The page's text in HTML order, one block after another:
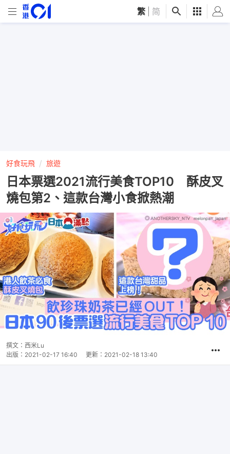
繁 简
好食玩飛 旅遊
日本票選2021流行美食TOP10 酥皮叉
燒包第2、這款台灣小食掀熱潮
撰文： 西米Lu
出版： 2021-02-17 16:40 更新： 2021-02-18 13:40